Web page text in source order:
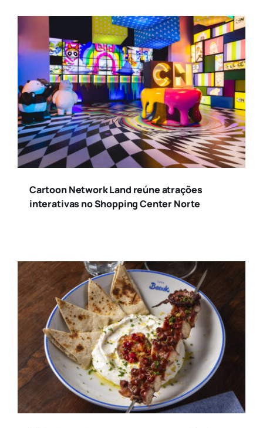
Cartoon Network Land reúne atrações
interativas no Shopping Center Norte